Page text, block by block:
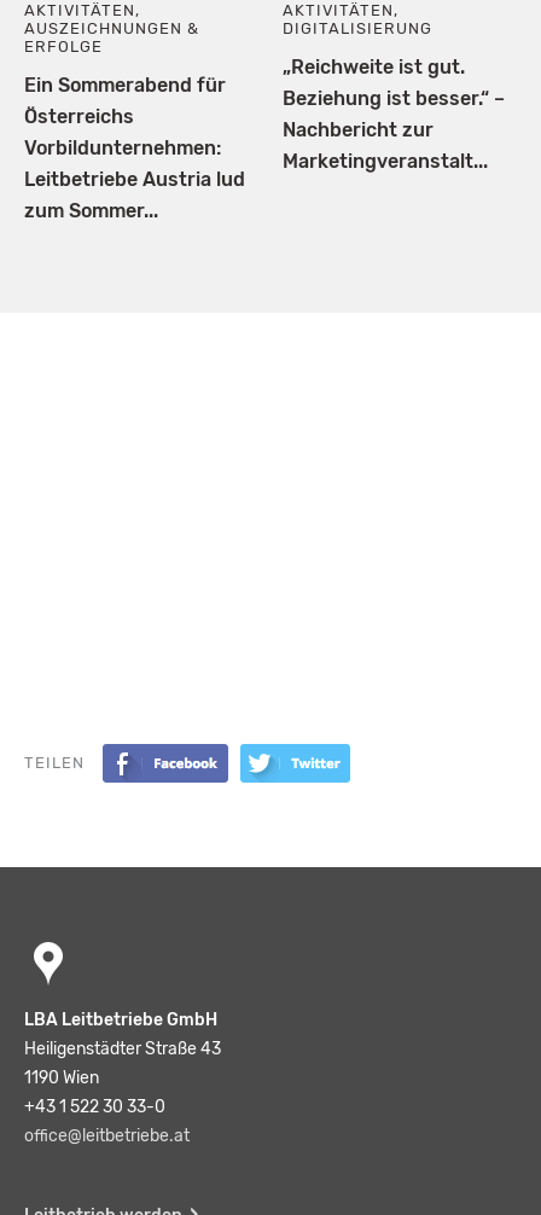
AKTIVITÄTEN,
AUSZEICHNUNGEN &
ERFOLGE
Ein Sommerabend für
Österreichs
Vorbildunternehmen:
Leitbetriebe Austria lud
zum Sommer...
AKTIVITÄTEN,
DIGITALISIERUNG
„Reichweite ist gut.
Beziehung ist besser.“ –
Nachbericht zur
Marketingveranstalt...
TEILEN
LBA Leitbetriebe GmbH
Heiligenstädter Straße 43
1190 Wien
+43 1 522 30 33-0
office@leitbetriebe.at